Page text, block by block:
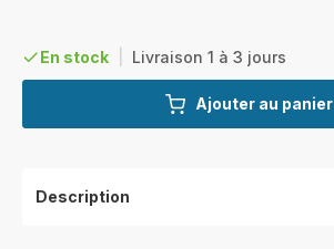
En stock Livraison 1 à 3 jours
Ajouter au panier
Description